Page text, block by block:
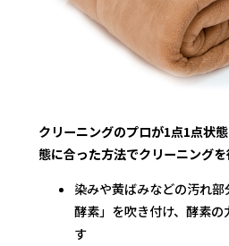
クリーニングのプロが1点1点状
態に合った方法でクリーニング
染みや黄ばみなどの汚れ
酵素」を吹き付け、酵素
す